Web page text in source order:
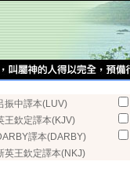
振中譯本(LUV)
王欽定譯本(KJV)
譯本(DARBY)
英王欽定譯本(NKJ)